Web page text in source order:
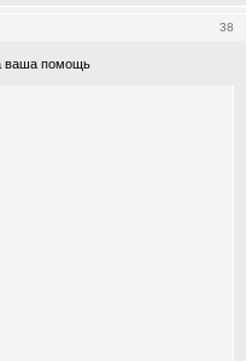
38
ваша помощь